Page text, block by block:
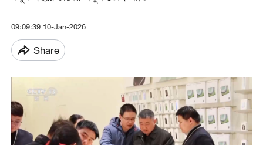
09:09:39 10-Jan-2026
Share